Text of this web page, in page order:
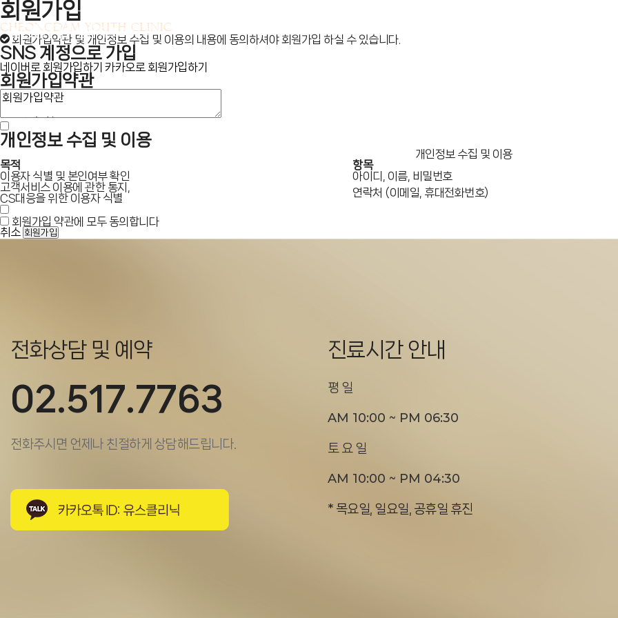
회원가입
CHEONGDAM YOUTH CLINIC
회원가입약관 및 개인정보 수집 및 이용의 내용에 동의하셔야 회원가입 하실 수 있습니다.
SNS 계정으로 가입
네이버로 회원가입하기 카카오로 회원가입하기
회원가입약관
개인정보 수집 및 이용
개인정보 수집 및 이용
목적
항목
이용자 식별 및 본인여부 확인
아이디, 이름, 비밀번호
고객서비스 이용에 관한 통지,
CS대응을 위한 이용자 식별
연락처 (이메일, 휴대전화번호)
회원가입 약관에 모두 동의합니다
취소 회원가입
전화상담 및 예약
02.517.7763
전화주시면 언제나 친절하게 상담해드립니다.
진료시간 안내
평 일
AM 10:00 ~ PM 06:30
토 요 일
AM 10:00 ~ PM 04:30
* 목요일, 일요일, 공휴일 휴진